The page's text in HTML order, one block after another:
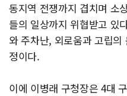
동지역 전쟁까지 겹치며 소
들의 일상까지 위협받고 있
와 주차난, 외로움과 고립
정이다.
이에 이병래 구청장은 4대